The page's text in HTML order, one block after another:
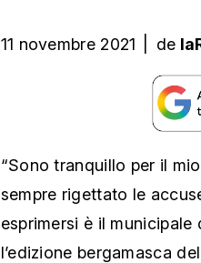
11 novembre 2021 de
“Sono tranquillo per il
sempre rigettato le
esprimersi è il
l’edizione bergamasca